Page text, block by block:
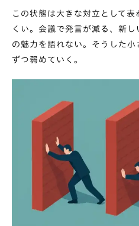
この状態は大きな対立として
くい。会議で発言が減る、新
の魅力を語れない。そうした
ずつ弱めていく。